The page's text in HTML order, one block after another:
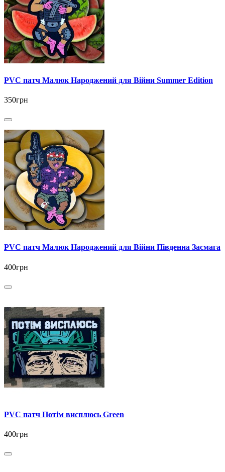
PVC патч Малюк Народжений для Війни Summer Edition
350грн
PVC патч Малюк Народжений для Війни Південна Засмага
400грн
PVC патч Потім висплюсь Green
400грн